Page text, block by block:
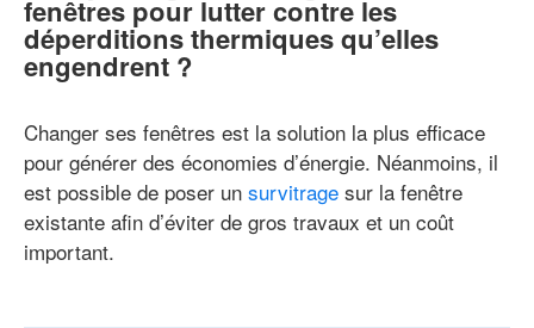
fenêtres pour lutter contre les
déperditions thermiques qu’elles
engendrent ?
Changer ses fenêtres est la solution la plus efficace
pour générer des économies d’énergie. Néanmoins, il
est possible de poser un survitrage sur la fenêtre
existante afin d’éviter de gros travaux et un coût
important.